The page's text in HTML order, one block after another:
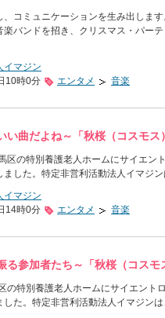
、コミュニケーションを生み出しま
楽バンドを招き、クリスマス・パー
イマジン
10時0分
エンタメ 音楽
い曲だよね～「秋桜（コスモ
区の特別養護老人ホームにサイエン
ました。特定非営利活動法人イマジ
イマジン
14時0分
エンタメ 音楽
る参加者たち～「秋桜（コス
の特別養護老人ホームにサイエント
した。特定非営利活動法人イマジ